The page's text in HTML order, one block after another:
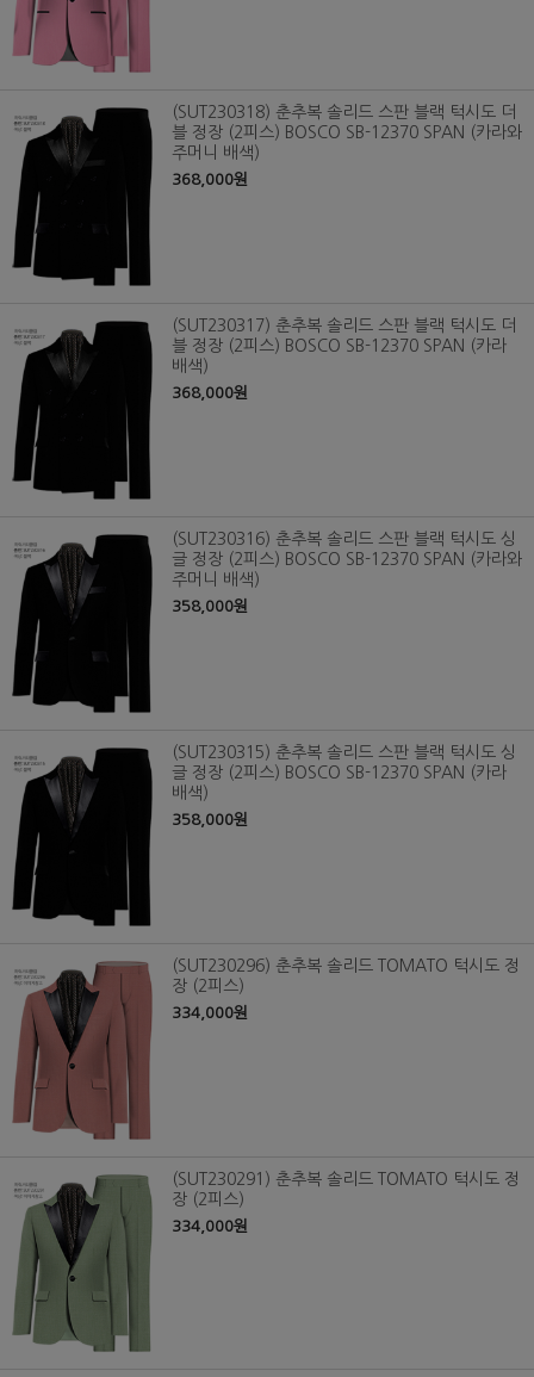
(SUT230318) 춘추복 솔리드 스판 블랙 턱시도 더
블 정장 (2피스) BOSCO SB-12370 SPAN (카라와
주머니 배색)
368,000원
(SUT230317) 춘추복 솔리드 스판 블랙 턱시도 더
블 정장 (2피스) BOSCO SB-12370 SPAN (카라
배색)
368,000원
(SUT230316) 춘추복 솔리드 스판 블랙 턱시도 싱
글 정장 (2피스) BOSCO SB-12370 SPAN (카라와
주머니 배색)
358,000원
(SUT230315) 춘추복 솔리드 스판 블랙 턱시도 싱
글 정장 (2피스) BOSCO SB-12370 SPAN (카라
배색)
358,000원
(SUT230296) 춘추복 솔리드 TOMATO 턱시도 정
장 (2피스)
334,000원
(SUT230291) 춘추복 솔리드 TOMATO 턱시도 정
장 (2피스)
334,000원